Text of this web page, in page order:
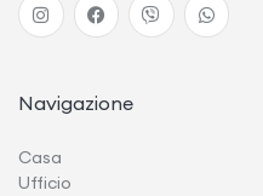
Navigazione
Casa
Ufficio